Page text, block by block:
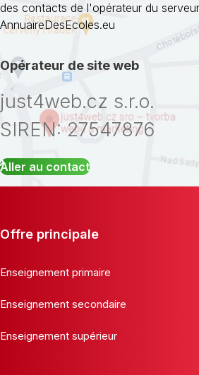
des contacts de l'opérateur du serveur
AnnuaireDesEcoles.eu
Opérateur de site web
just4web.cz s.r.o.
SIREN: 27547876
Aller au contact
Offre principale
Enseignement primaire
Enseignement secondaire
Enseignement supérieur